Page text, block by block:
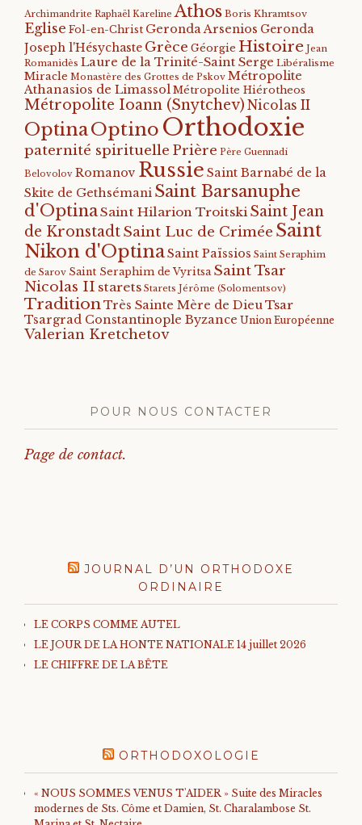
Archimandrite Raphaël Kareline Athos Boris Khramtsov
Eglise Fol-en-Christ Geronda Arsenios Geronda
Joseph l'Hésychaste Grèce Géorgie Histoire Jean
Romanidès Laure de la Trinité-Saint Serge Libéralisme
Miracle Monastère des Grottes de Pskov Métropolite
Athanasios de Limassol Métropolite Hiérotheos
Métropolite Ioann (Snytchev) Nicolas II
OptinaOptino Orthodoxie
paternité spirituelle Prière Père Guennadi
Belovolov Romanov Russie Saint Barnabé de la
Skite de Gethsémani Saint Barsanuphe
d'OptinaSaint Hilarion Troitski Saint Jean
de KronstadtSaint Luc de Crimée Saint
Nikon d'OptinaSaint Païssios Saint Seraphim
de Sarov Saint Seraphim de Vyritsa Saint Tsar
Nicolas II starets Starets Jérôme (Solomentsov)
TraditionTrès Sainte Mère de DieuTsar
Tsargrad Constantinople Byzance Union Européenne
Valerian Kretchetov
POUR NOUS CONTACTER
Page de contact.
JOURNAL D’UN ORTHODOXE
ORDINAIRE
LE CORPS COMME AUTEL
LE JOUR DE LA HONTE NATIONALE 14 juillet 2026
LE CHIFFRE DE LA BÊTE
ORTHODOXOLOGIE
« NOUS SOMMES VENUS T'AIDER » Suite des Miracles
modernes de Sts. Côme et Damien, St. Charalambose St.